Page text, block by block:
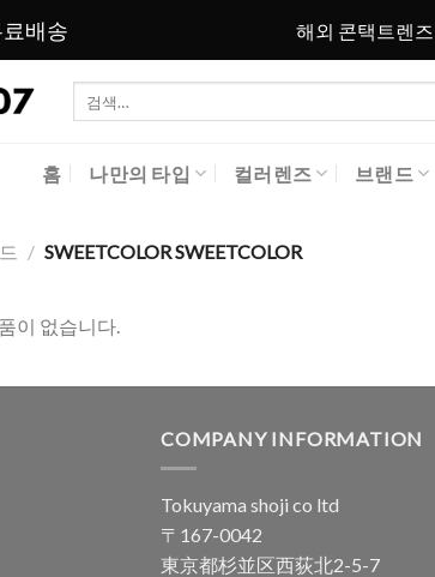
배송 해외 콘택트렌
색:
홈 나만의 타입 컬러렌즈 브랜드
/ SWEETCOLOR SWEETCOLOR
이 없습니다.
COMPANY INFORMATION
Tokuyama shoji co ltd
〒167-0042
東京都杉並区西荻北2-5-7